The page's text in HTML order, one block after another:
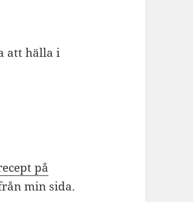
att hälla i
på
min sida.